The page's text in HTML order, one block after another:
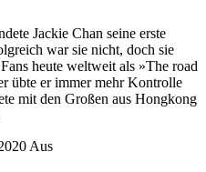
Jackie Chan seine erste
war sie nicht, doch sie
heute weltweit als »The road
übte er immer mehr Kontrolle
mit den Großen aus Hongkong
Aus